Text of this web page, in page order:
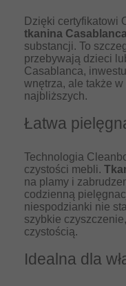
Dzięki certyfikatowi
tkanina
substancji. To
przebywają dzieci
Casablanca,
wnętrza, ale także
najbliższych.
Łatwa
Technologia
czystości mebli.
na plamy i
codzienną
niespodzianki nie
szybkie
czystością.
Idealna dla